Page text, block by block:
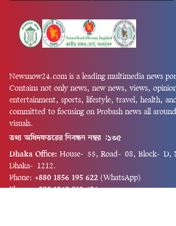
Newsnow24.com is a leading multimedia news
Contains not only news, new news, views,
entertainment, sports, lifestyle, travel, health,
committed to focusing on Probash news all
visuals.
তথ্য অধিদফতরের নিবন্ধন নম্বর :১৩৫
Dhaka Office: House-55, Road-08, Block-D,
Dhaka-1212.
Phone: +880 1856 195 622 (WhatsApp)
Phone: +880 1869 913 486